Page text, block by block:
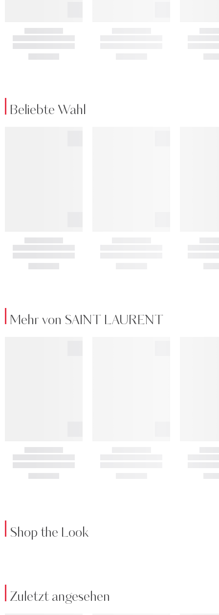
Beliebte Wahl
Mehr von SAINT LAURENT
Shop the Look
Zuletzt angesehen